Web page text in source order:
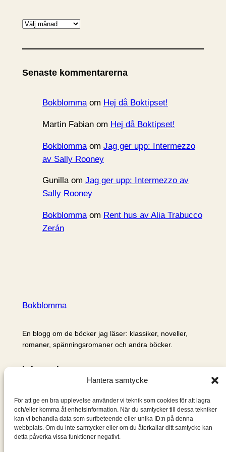
Hantera samtycke
För att ge en bra upplevelse använder vi teknik som cookies för att lagra
och/eller komma åt enhetsinformation. När du samtycker till dessa tekniker
kan vi behandla data som surfbeteende eller unika ID:n på denna
webbplats. Om du inte samtycker eller om du återkallar ditt samtycke kan
detta påverka vissa funktioner negativt.
A
k
v
Senaste kommentarerna
Bokblommaom Hej då Boktipset!
Martin Fabianom Hej då Boktipset!
Bokblommaom Jag ger upp: Intermezzo
av Sally Rooney
Gunillaom Jag ger upp: Intermezzo av
Sally Rooney
Bokblommaom Rent hus av Alia Trabucco
Zerán
Bokblomma
En blogg om de böcker jag läser: klassiker, noveller,
romaner, spänningsromaner och andra böcker.
Information
Om mig & om bloggen
S
ö
k